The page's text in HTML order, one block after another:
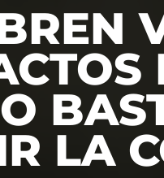
LA